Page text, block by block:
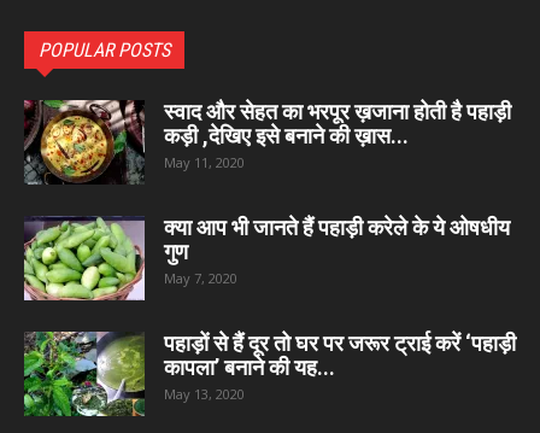
POPULAR POSTS
स्वाद और सेहत का भरपूर ख़जाना होती है पहाड़ी
कड़ी ,देखिए इसे बनाने की ख़ास...
May 11, 2020
क्या आप भी जानते हैं पहाड़ी करेले के ये ओषधीय
गुण
May 7, 2020
पहाड़ों से हैं दूर तो घर पर जरूर ट्राई करें ‘पहाड़ी
कापला’ बनाने की यह...
May 13, 2020